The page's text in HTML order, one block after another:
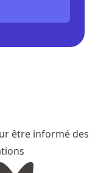
être informé des